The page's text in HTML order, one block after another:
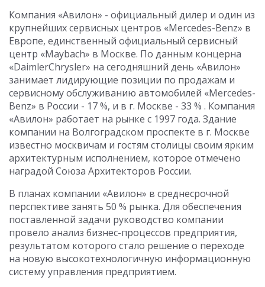
Компания «Авилон» - официальный дилер и один из
крупнейших сервисных центров «Mercedes-Benz» в
Европе, единственный официальный сервисный
центр «Maybach» в Москве. По данным концерна
«DaimlerChrysler» на сегодняшний день «Авилон»
занимает лидирующие позиции по продажам и
сервисному обслуживанию автомобилей «Mercedes-
Benz» в России - 17 %, и в г. Москве - 33 % . Компания
«Авилон» работает на рынке с 1997 года. Здание
компании на Волгоградском проспекте в г. Москве
известно москвичам и гостям столицы своим ярким
архитектурным исполнением, которое отмечено
наградой Союза Архитекторов России.
В планах компании «Авилон» в среднесрочной
перспективе занять 50 % рынка. Для обеспечения
поставленной задачи руководство компании
провело анализ бизнес-процессов предприятия,
результатом которого стало решение о переходе
на новую высокотехнологичную информационную
систему управления предприятием.